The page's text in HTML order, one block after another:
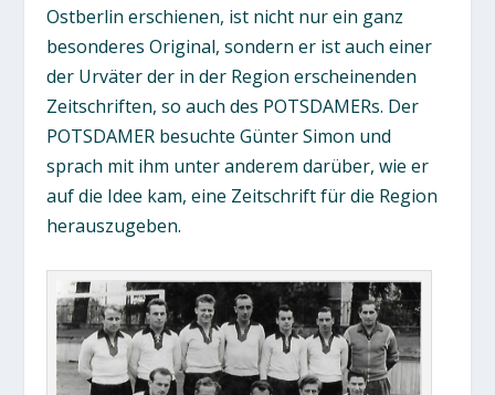
Ostberlin erschienen, ist nicht nur ein ganz
besonderes Original, sondern er ist auch einer
der Urväter der in der Region erscheinenden
Zeitschriften, so auch des POTSDAMERs. Der
POTSDAMER besuchte Günter Simon und
sprach mit ihm unter anderem darüber, wie er
auf die Idee kam, eine Zeitschrift für die Region
herauszugeben.